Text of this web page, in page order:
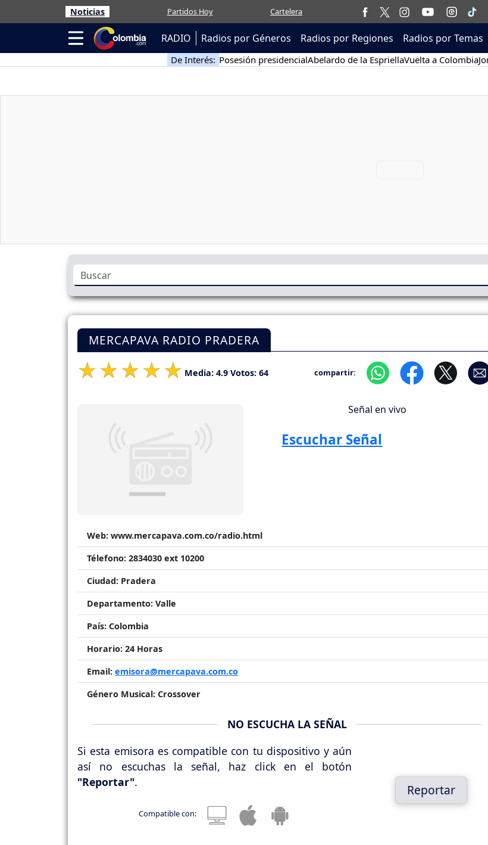
Noticias Partidos Hoy Cartelera
RADIO Radios por Géneros Radios por Regiones Radios por Temas
De Interés: Posesión presidencialAbelardo de la EspriellaVuelta a Colombia
MERCAPAVA RADIO PRADERA
Media: 4.9 Votos: 64 compartir:
Señal en vivo
Escuchar Señal
Web: www.mercapava.com.co/radio.html
Télefono: 2834030 ext 10200
Ciudad: Pradera
Departamento: Valle
País: Colombia
Horario: 24 Horas
Email: emisora@mercapava.com.co
Género Musical: Crossover
NO ESCUCHA LA SEÑAL
Si esta emisora es compatible con tu dispositivo y aún
así no escuchas la señal, haz click en el botón
"Reportar".
Compatible con:
Reportar